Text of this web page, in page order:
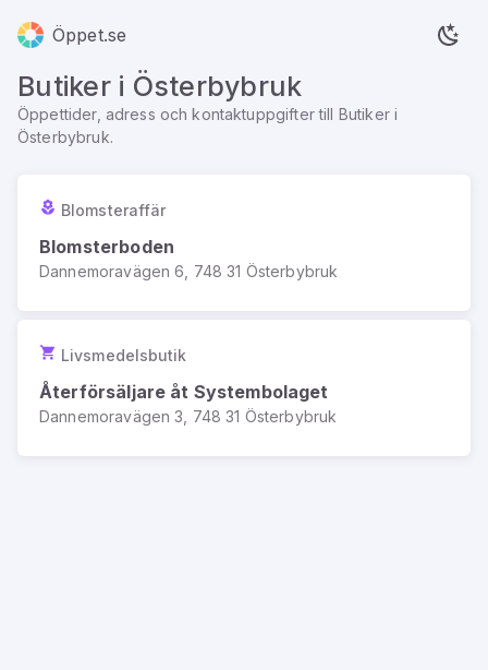
Öppet.se
Butikeri Österbybruk
Öppettider, adress och kontaktuppgifter till Butikeri
Österbybruk.
Blomsteraffär
Blomsterboden
Dannemoravägen 6, 748 31 Österbybruk
Livsmedelsbutik
Återförsäljare åt Systembolaget
Dannemoravägen 3, 748 31 Österbybruk